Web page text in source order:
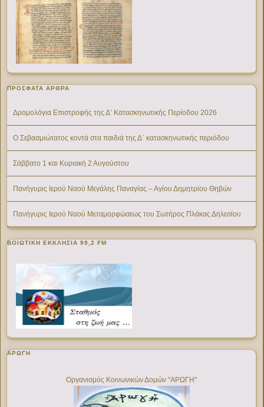
ΠΡΌΣΦΑΤΑ ΆΡΘΡΑ
Δρομολόγια Επιστροφής της Δ’ Κατασκηνωτικής Περίοδου 2026
Ο Σεβασμιώτατος κοντά στα παιδιά της Δ΄ κατασκηνωτικής περιόδου
Σάββατο 1 και Κυριακή 2 Αυγούστου
Πανήγυρις Ιερού Ναού Μεγάλης Παναγίας – Αγίου Δημητρίου Θηβών
Πανήγυρις Ιερού Ναού Μεταμορφώσεως του Σωτήρος Πλάκας Δηλεσίου
ΒΟΙΩΤΙΚΉ ΕΚΚΛΗΣΊΑ 99,2 FM
ΑΡΩΓΗ
Οργανισμός Κοινωνικών Δομών "ΑΡΩΓΗ"